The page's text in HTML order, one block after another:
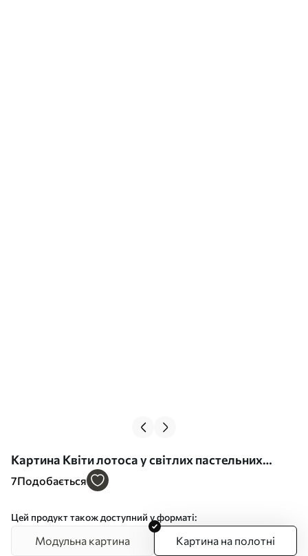
Картина Квіти лотоса у світлих пастельних
тонах у стилі олійного живопису Арт. s48213
7Подобається
Цей продукт також доступний у форматі:
Модульна картина Картина на полотні